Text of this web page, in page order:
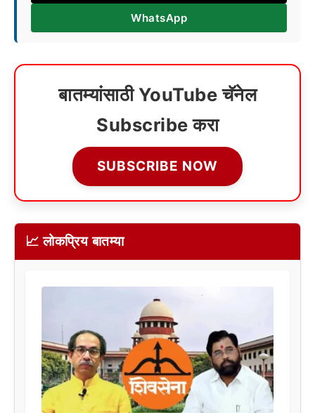
WhatsApp
बातम्यांसाठी YouTube चॅनेल
Subscribe करा
SUBSCRIBE NOW
📈 लोकप्रिय बातम्या